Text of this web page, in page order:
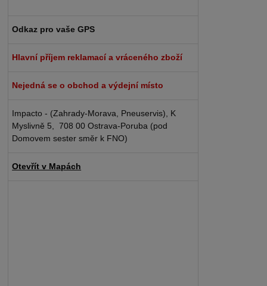
Odkaz pro vaše GPS
Hlavní příjem reklamací a vráceného zboží
Nejedná se o obchod a výdejní místo
Impacto - (Zahrady-Morava, Pneuservis), K
Myslivně 5, 708 00 Ostrava-Poruba (pod
Domovem sester směr k FNO)
Otevřít v Mapách